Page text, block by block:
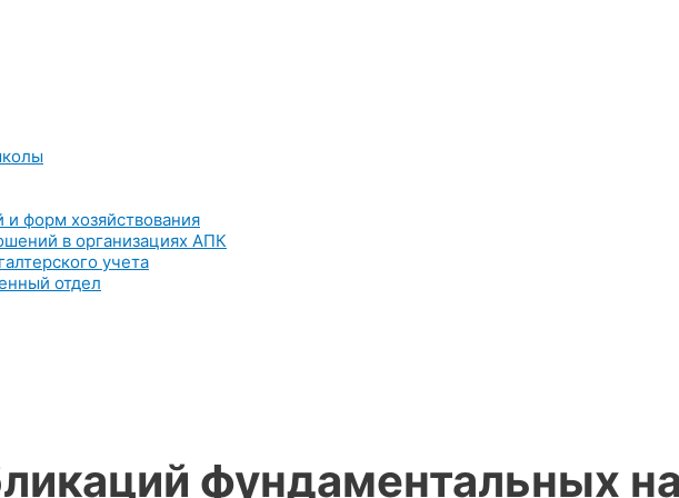
и форм хозяйствования
в организациях АПК
учета
отдел
фундаментальных